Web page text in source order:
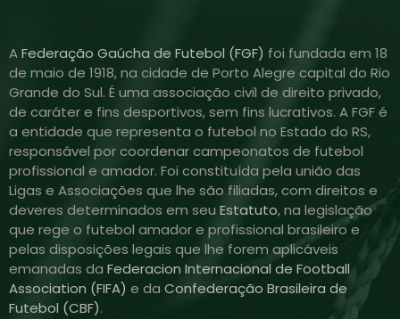
AFederação Gaúcha de Futebol (FGF) foi fundada em 18
de maio de 1918, na cidade de Porto Alegre capital do Rio
Grande do Sul. É uma associação civil de direito privado,
de caráter e fins desportivos, sem fins lucrativos. A FGF é
a entidade que representa o futebol no Estado do RS,
responsável por coordenar campeonatos de futebol
profissional e amador. Foi constituída pela união das
Ligas e Associações que lhe são filiadas, com direitos e
deveres determinados em seu Estatuto, na legislação
que rege o futebol amador e profissional brasileiro e
pelas disposições legais que lhe forem aplicáveis
emanadas da Federacion Internacional de Football
Association (FIFA) e da Confederação Brasileira de
Futebol (CBF).